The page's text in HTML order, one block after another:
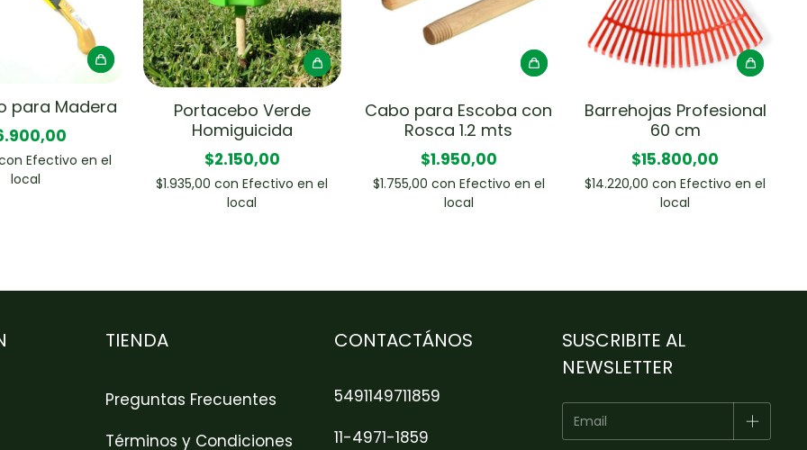
para Madera
Efectivo en el
local
Portacebo Verde
Homiguicida
$2.150,00
$1.935,00con Efectivo en el
local
Cabo para Escoba con
Rosca 1.2 mts
$1.950,00
$1.755,00 con Efectivo en el
local
Barrehojas Profesional
60 cm
$15.800,00
$14.220,00con Efectivo en el
local
TIENDA
Preguntas Frecuentes
Términos y Condiciones
CONTACTÁNOS
5491149711859
11-4971-1859
SUSCRIBITE AL
NEWSLETTER